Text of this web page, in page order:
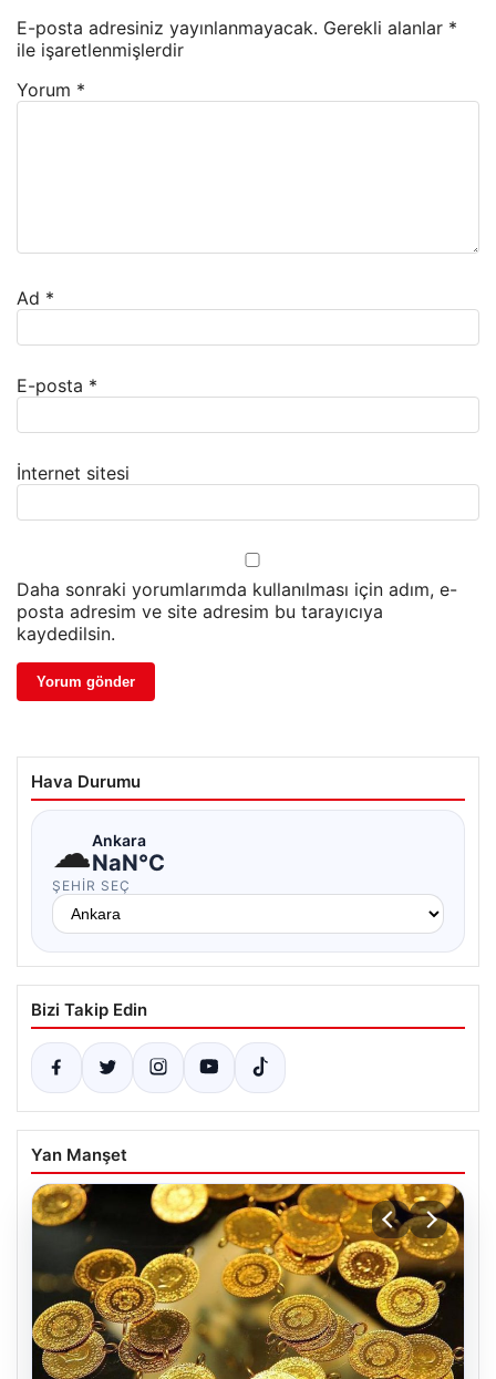
E-posta adresiniz yayınlanmayacak. Gerekli alanlar *
ile işaretlenmişlerdir
Yorum *
Ad *
E-posta *
İnternet sitesi
Daha sonraki yorumlarımda kullanılması için adım, e-
posta adresim ve site adresim bu tarayıcıya
kaydedilsin.
Hava Durumu
☁Ankara
NaN°C
ŞEHIR SEÇ
Bizi Takip Edin
Yan Manşet